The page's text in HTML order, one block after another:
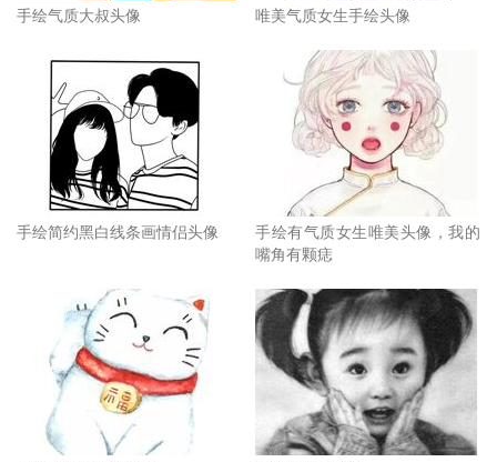
手绘气质大叔头像 唯美气质女生手绘头像
手绘简约黑白线条画情侣头像
手绘有气质女生唯美头像，我的
嘴角有颗痣